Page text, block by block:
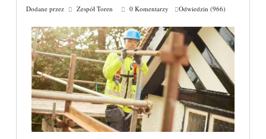
Dodane przez Zespół Toren 0 Komentarzy Odwiedzin (966)